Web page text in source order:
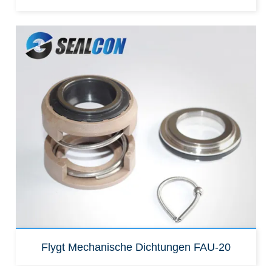
Ersatz für:
Pumpe
FAU-20 Oberteile für flygt 2101 Pumpe
FAU-20 Oberteile für flygt
3065, 3080
Pumpe
Flygt Mechanische Dichtungen FAU-20